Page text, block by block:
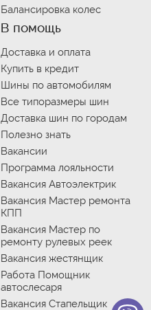
Балансировка колес
В помощь
Доставка и оплата
Купить в кредит
Шины по автомобилям
Все типоразмеры шин
Доставка шин по городам
Полезно знать
Вакансии
Программа лояльности
Вакансия Автоэлектрик
Вакансия Мастер ремонта
КПП
Вакансия Мастер по
ремонту рулевых реек
Вакансия жестянщик
Работа Помощник
автослесаря
Вакансия Стапельщик